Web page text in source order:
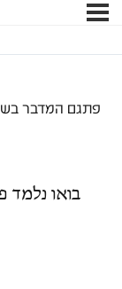
פתגם המדבר
בואו